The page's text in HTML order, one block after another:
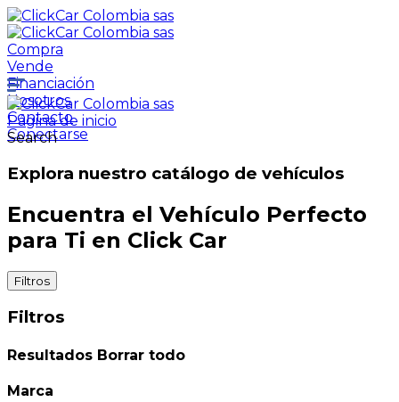
Compra
Vende
Financiación
Nosotros
Contacto
Conectarse
Página de inicio
Search
Explora nuestro catálogo de vehículos
Encuentra el Vehículo Perfecto
para Ti en Click Car
Filtros
Filtros
Resultados Borrar todo
Marca